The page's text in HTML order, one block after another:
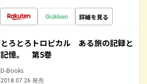
詳細を見る
とろとろトロピカル ある旅の記録と
記憶。 第5巻
D-Books
2018.07.26 発売